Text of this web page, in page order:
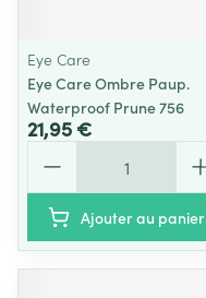
Eye Care
Eye Care Ombre Paup.
Waterproof Prune 756
21,95 €
Ajouter au panier